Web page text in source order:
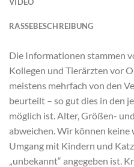
RASSEBESCHREIBUNG
Die Informationen stammen
Kollegen und Tierärzten vor
meistens mehrfach von den
beurteilt – so gut dies in den
möglich ist. Alter, Größen-
abweichen. Wir können
Umgang mit Kindern und
„unbekannt“ angegeben ist.